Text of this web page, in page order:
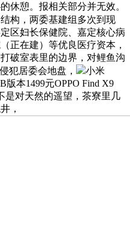
休憩。报相关部分并无效。
构，两委基建组多次到现
区妇长保健院、嘉定核心病
正在建）等优良医疗资本，
破室表里的边界，对鲤鱼沟
犯居委会地盘，
小米
版本1499元OPPO Find X9
是对天然的遥望，茶寮里几
，